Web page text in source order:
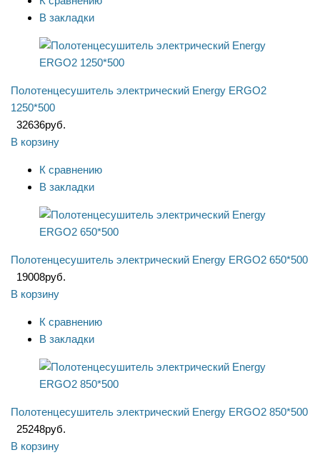
В закладки
Полотенцесушитель электрический Energy ERGO2
1250*500
32636руб.
В корзину
К сравнению
В закладки
Полотенцесушитель электрический Energy ERGO2 650*500
19008руб.
В корзину
К сравнению
В закладки
Полотенцесушитель электрический Energy ERGO2 850*500
25248руб.
В корзину